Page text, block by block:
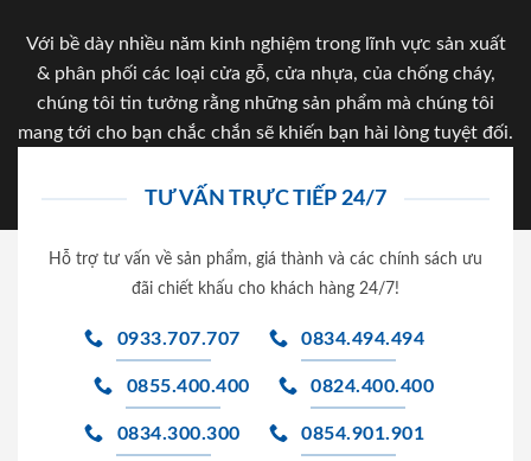
Với bề dày nhiều năm kinh nghiệm trong lĩnh vực sản xuất
& phân phối các loại cửa gỗ, cửa nhựa, của chống cháy,
chúng tôi tin tưởng rằng những sản phẩm mà chúng tôi
mang tới cho bạn chắc chắn sẽ khiến bạn hài lòng tuyệt đối.
TƯ VẤN TRỰC TIẾP 24/7
Hỗ trợ tư vấn về sản phẩm, giá thành và các chính sách ưu
đãi chiết khấu cho khách hàng 24/7!
0933.707.707 0834.494.494
0855.400.400 0824.400.400
0834.300.300 0854.901.901